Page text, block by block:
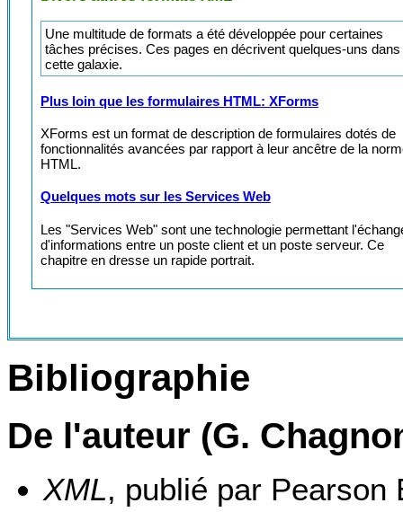
Une multitude de formats a été développée pour certaines
tâches précises. Ces pages en décrivent quelques-uns dans
cette galaxie.
Plus loin que les formulaires HTML: XForms
XForms est un format de description de formulaires dotés de
fonctionnalités avancées par rapport à leur ancêtre de la
HTML.
Quelques mots sur les Services Web
Les "Services Web" sont une technologie permettant
d'informations entre un poste client et un poste serveur. Ce
chapitre en dresse un rapide portrait.
Bibliographie
De l'auteur (G.
XML, publié par Pearson